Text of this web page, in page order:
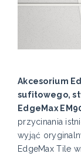
Akcesorium
sufitowego,
EdgeMax
przycinania
wyjąć
EdgeMax Tile